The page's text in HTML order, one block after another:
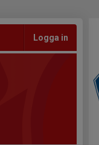
Logga in